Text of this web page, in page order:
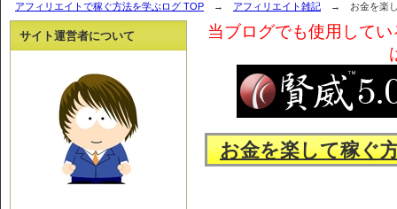
アフィリエイトで稼ぐ方法を学ぶログ TOP → アフィリエイト雑記 → お金を楽し
当ブログでも使用して
お金を楽して稼ぐ
サイト運営者について